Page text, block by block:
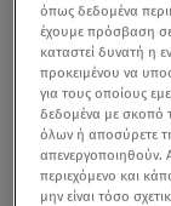
όπως δεδομένα
έχουμε πρόσβαση
καταστεί δυνατή η
προκειμένου να
για τους οποίους
δεδομένα με σκοπό
όλων ή αποσύρετε
απενεργοποιηθούν.
περιεχόμενο και
μην είναι τόσο